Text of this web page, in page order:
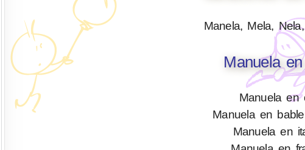
Manela, Mela,
Manuela
Manuela en
Manuela en
Manuela en